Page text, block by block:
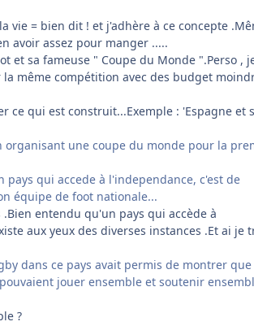
vie = bien dit ! et j'adhère à ce concepte
avoir assez pour manger .....
et sa fameuse " Coupe du Monde ".Perso ,
même compétition avec des budget
ce qui est construit...Exemple : 'Espagne et
organisant une coupe du monde pour la
qui accede à l'independance, c'est de
équipe de foot nationale...
entendu qu'un pays qui accède à
aux yeux des diverses instances .Et ai je
dans ce pays avait permis de montrer
jouer ensemble et soutenir
?